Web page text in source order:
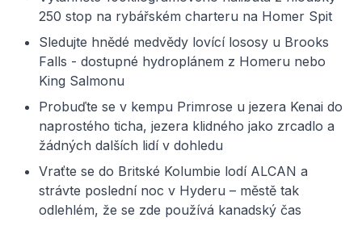
250 stop na rybářském charteru na Homer Spit
Sledujte hnědé medvědy lovící lososy u Brooks
Falls - dostupné hydroplánem z Homeru nebo
King Salmonu
Probuďte se v kempu Primrose u jezera Kenai do
naprostého ticha, jezera klidného jako zrcadlo a
žádných dalších lidí v dohledu
Vraťte se do Britské Kolumbie lodí ALCAN a
strávte poslední noc v Hyderu – městě tak
odlehlém, že se zde používá kanadský čas